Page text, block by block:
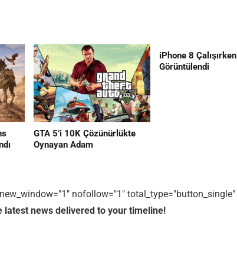
GTA 5’i 10K Çözünürlükte
Oynayan Adam
iPhone 8 Çalışırken
Görüntülendi
nofollow="1" total_type="button_single"
latest news delivered to your timeline!